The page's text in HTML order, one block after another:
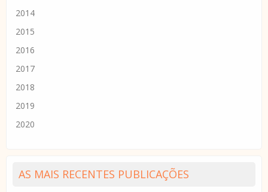
2014
2015
2016
2017
2018
2019
2020
AS MAIS RECENTES PUBLICAÇÕES